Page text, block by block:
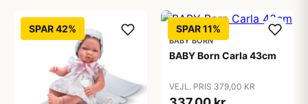
SPAR 42% SPAR 11%
BABY BORN
BABY Born Carla 43cm
VEJL. PRIS 379,00 KR